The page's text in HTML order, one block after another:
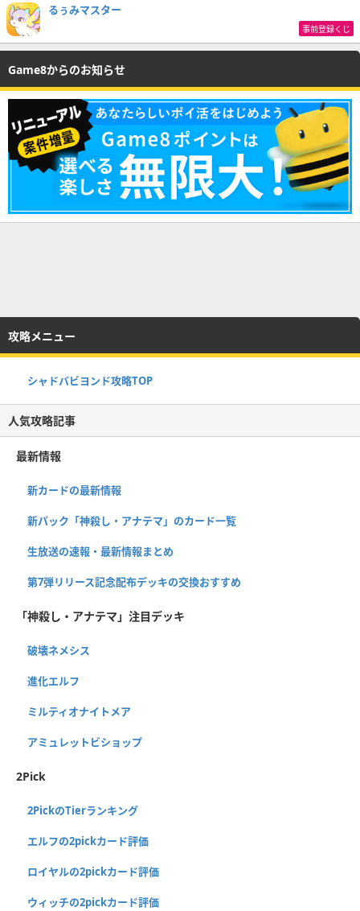
るぅみマスター
事前登録くじ
Game8からのお知らせ
攻略メニュー
シャドバビヨンド攻略TOP
人気攻略記事
最新情報
新カードの最新情報
新パック「神殺し・アナテマ」のカード一覧
生放送の速報・最新情報まとめ
第7弾リリース記念配布デッキの交換おすすめ
「神殺し・アナテマ」注目デッキ
破壊ネメシス
進化エルフ
ミルティオナイトメア
アミュレットビショップ
2Pick
2PickのTierランキング
エルフの2pickカード評価
ロイヤルの2pickカード評価
ウィッチの2pickカード評価